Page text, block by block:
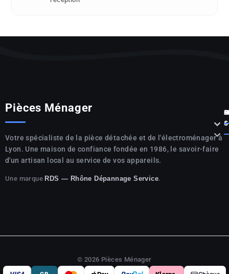
Pièces Ménager
Votre spécialiste de la pièce détachée et de l'électroménager à
Lyon. Une maison de confiance fondée en 1986, le savoir-faire
d'un artisan local au service de vos appareils.
Une marque RDS — Rhône Dépannage Service.




© 2026 Pièces Ménager